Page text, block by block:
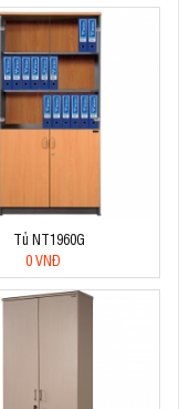
Tủ NT1960G
0 VNĐ